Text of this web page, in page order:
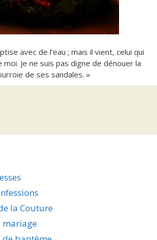
avec de l’eau ; mais il vient, celui qui
Je ne suis pas digne de dénouer la
de ses sandales. »
la Couture
mariage